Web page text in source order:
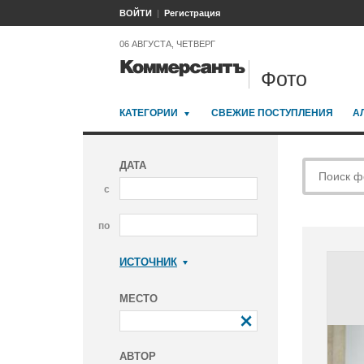
ВОЙТИ Регистрация
06 АВГУСТА, ЧЕТВЕРГ
Фото
КАТЕГОРИИ СВЕЖИЕ ПОСТУПЛЕНИЯ
ДАТА
с
по
ИСТОЧНИК
МЕСТО
АВТОР